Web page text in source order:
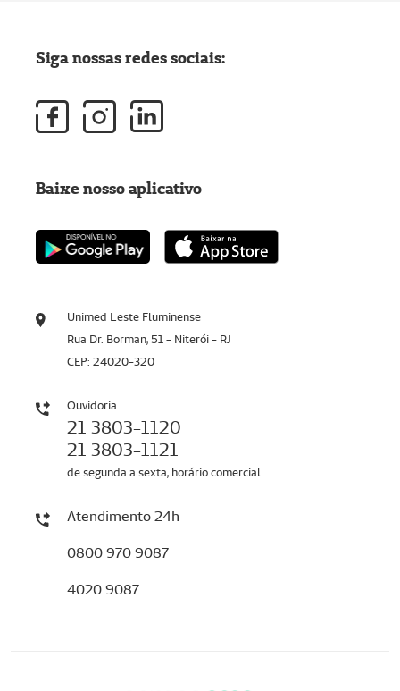
Unimed Leste Fluminense
Rua Dr. Borman, 51 - Niterói - RJ
CEP: 24020-320
Ouvidoria
21 3803-1120
21 3803-1121
de segunda a sexta, horário comercial
Atendimento 24h
0800 970 9087
4020 9087
Siga nossas redes sociais:
Baixe nosso aplicativo